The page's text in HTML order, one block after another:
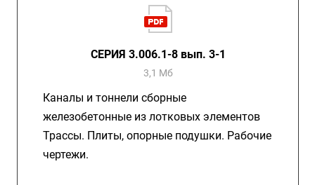
СЕРИЯ 3.006.1-8 вып. 3-1
3,1 Мб
Каналы и тоннели сборные
железобетонные из лотковых элементов
Трассы. Плиты, опорные подушки. Рабочие
чертежи.